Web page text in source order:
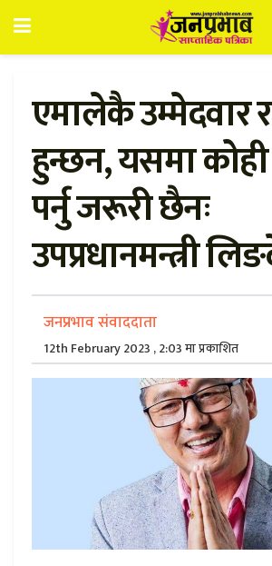
एमालेकै उम्मेदवार
हुन्छन, यसमा कोही
पर्नु जरूरी छैनः
उपप्रधानमन्त्री
जनप्रभाव संवाददाता
12th February 2023 , 2:03 मा प्रकाशित